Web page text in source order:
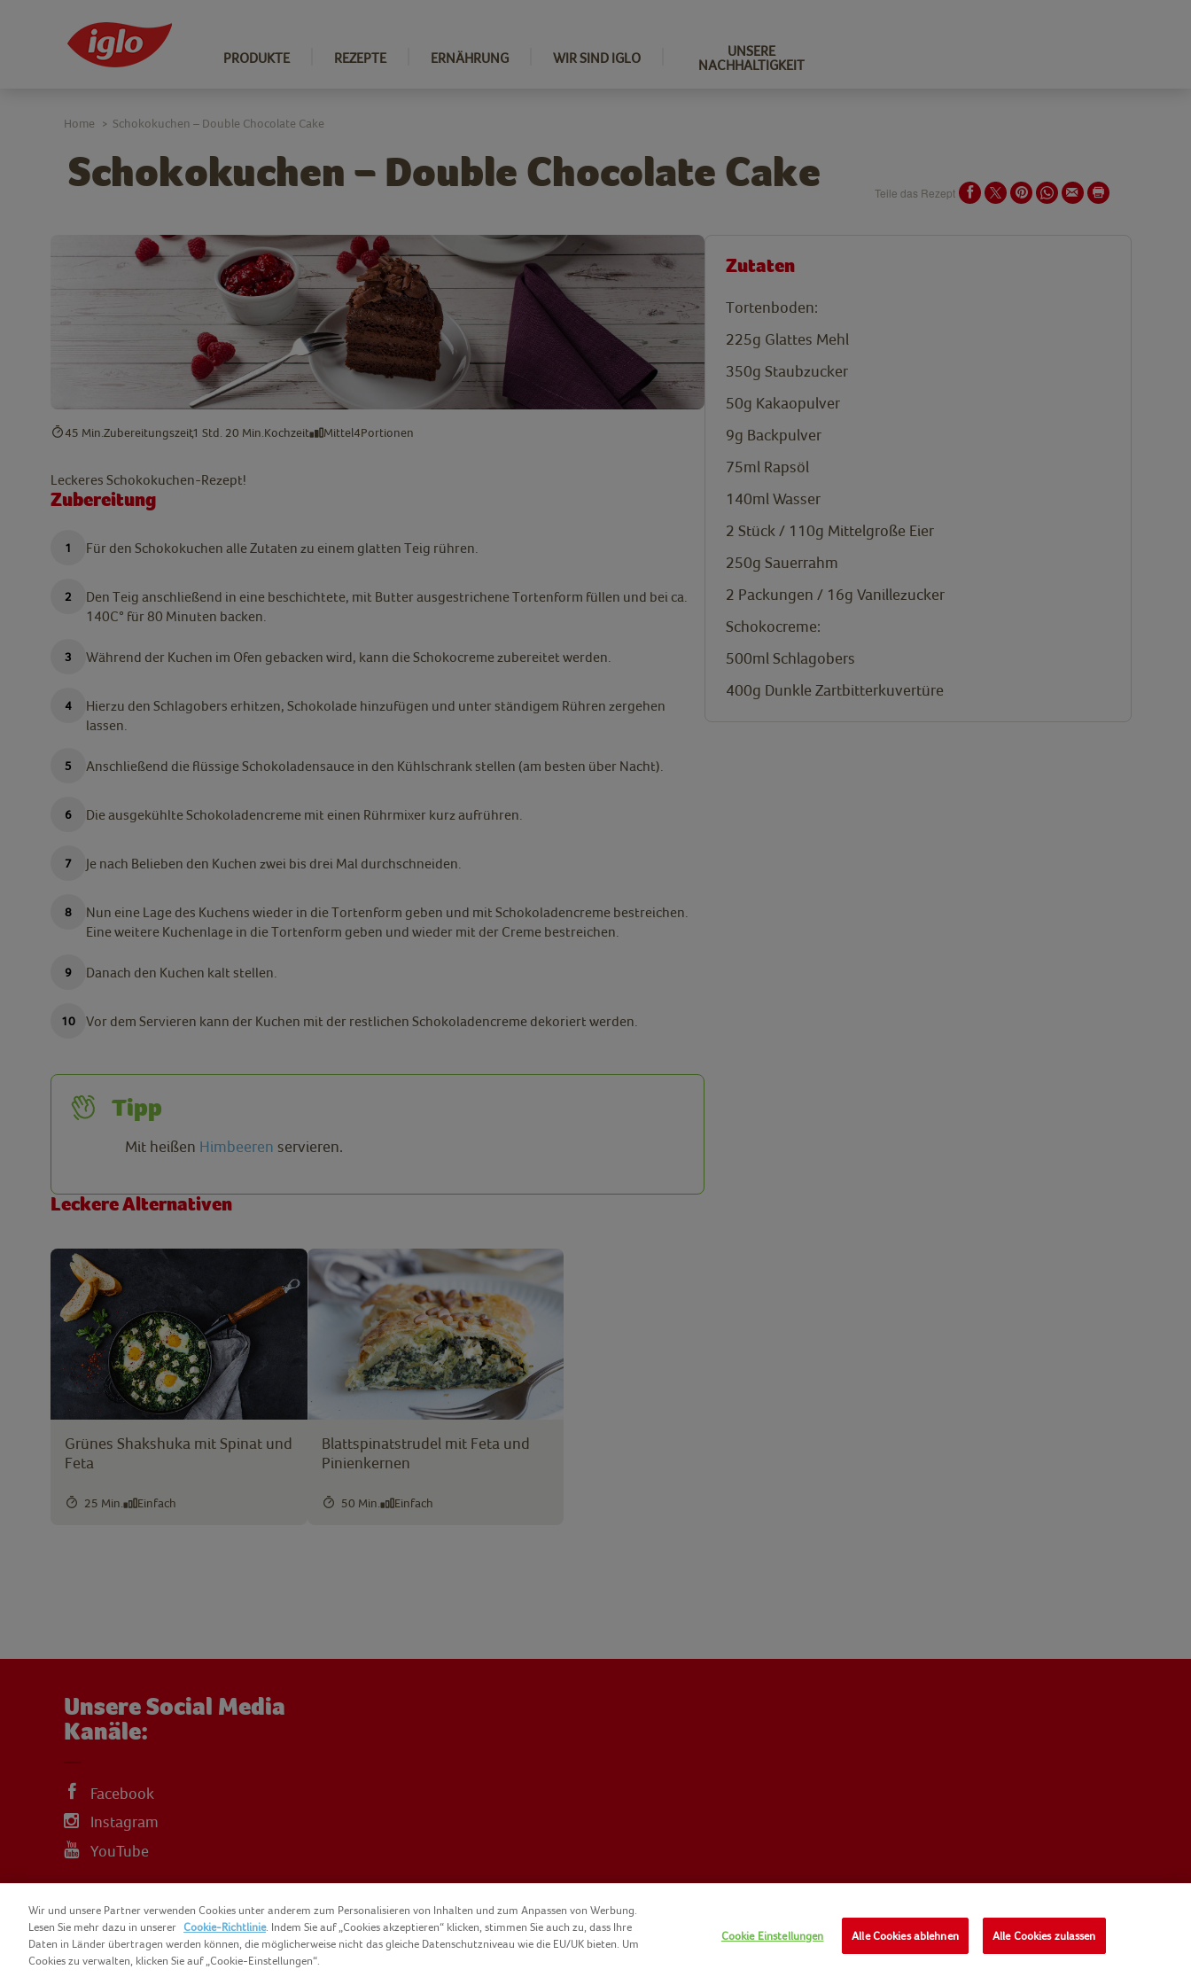
PRODUKTE REZEPTE ERNÄHRUNG WIR SIND IGLO
UNSERE
NACHHALTIGKEIT
Schokokuchen – Double Chocolate Cake Teile das Rezept
Home > Schokokuchen – Double Chocolate Cake
45 Min. Zubereitungszeit1 Std. 20 Min. Kochzeit Mittel4Portionen
Leckeres Schokokuchen-Rezept!
Zubereitung
Für den Schokokuchen alle Zutaten zu einem glatten Teig rühren.
Den Teig anschließend in eine beschichtete, mit Butter ausgestrichene Tortenform füllen und bei ca.
140C° für 80 Minuten backen.
Während der Kuchen im Ofen gebacken wird, kann die Schokocreme zubereitet werden.
Hierzu den Schlagobers erhitzen, Schokolade hinzufügen und unter ständigem Rühren zergehen
lassen.
Anschließend die flüssige Schokoladensauce in den Kühlschrank stellen (am besten über Nacht).
Die ausgekühlte Schokoladencreme mit einen Rührmixer kurz aufrühren.
Je nach Belieben den Kuchen zwei bis drei Mal durchschneiden.
Nun eine Lage des Kuchens wieder in die Tortenform geben und mit Schokoladencreme bestreichen.
Eine weitere Kuchenlage in die Tortenform geben und wieder mit der Creme bestreichen.
Danach den Kuchen kalt stellen.
Vor dem Servieren kann der Kuchen mit der restlichen Schokoladencreme dekoriert werden.
Tipp
Mit heißen Himbeeren servieren.
Zutaten
Tortenboden:
225g Glattes Mehl
350g Staubzucker
50g Kakaopulver
9g Backpulver
75ml Rapsöl
140ml Wasser
2 Stück / 110g Mittelgroße Eier
250g Sauerrahm
2 Packungen / 16g Vanillezucker
Schokocreme:
500ml Schlagobers
400g Dunkle Zartbitterkuvertüre
Leckere Alternativen
Grünes Shakshuka mit Spinat und
Feta
25 Min. Einfach
Blattspinatstrudel mit Feta und
Pinienkernen
50 Min. Einfach
Unsere Social Media
Kanäle:
Facebook
Instagram
YouTube
COPYRIGHT IGLO 2025 SITEMAP COOKIE-RICHTLINIE NUTZUNGSBEDINGUNGENPRIVACY POLICY
Wir und unsere Partner verwenden Cookies unter anderem zum Personalisieren von Inhalten und zum Anpassen von Werbung.
Lesen Sie mehr dazu in unserer Cookie-Richtlinie. Indem Sie auf „Cookies akzeptieren“ klicken, stimmen Sie auch zu, dass Ihre
Daten in Länder übertragen werden können, die möglicherweise nicht das gleiche Datenschutzniveau wie die EU/UK bieten. Um
Cookies zu verwalten, klicken Sie auf „Cookie-Einstellungen“.
Cookie Einstellungen Alle Cookies ablehnen Alle Cookies zulassen